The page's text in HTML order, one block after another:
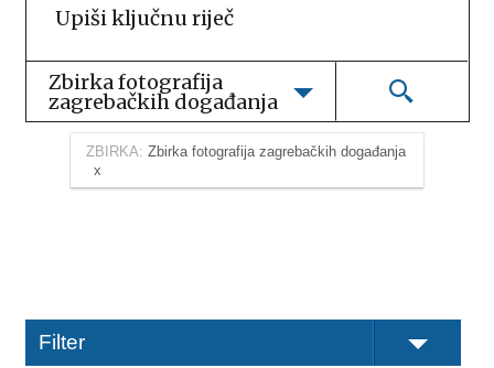
Zbirka fotografija
zagrebačkih događanja
ZBIRKA: Zbirka fotografija zagrebačkih događanja
Filter